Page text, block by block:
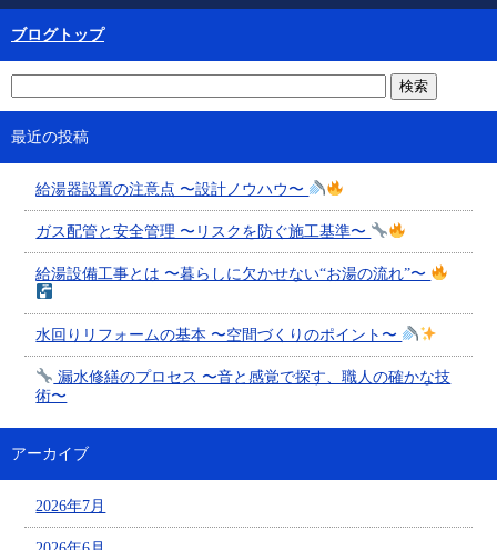
ブログトップ
最近の投稿
給湯器設置の注意点 〜設計ノウハウ〜
ガス配管と安全管理 〜リスクを防ぐ施工基準〜
給湯設備工事とは 〜暮らしに欠かせない“お湯の流れ”〜
水回りリフォームの基本 〜空間づくりのポイント〜
漏水修繕のプロセス 〜音と感覚で探す、職人の確かな技
術〜
アーカイブ
2026年7月